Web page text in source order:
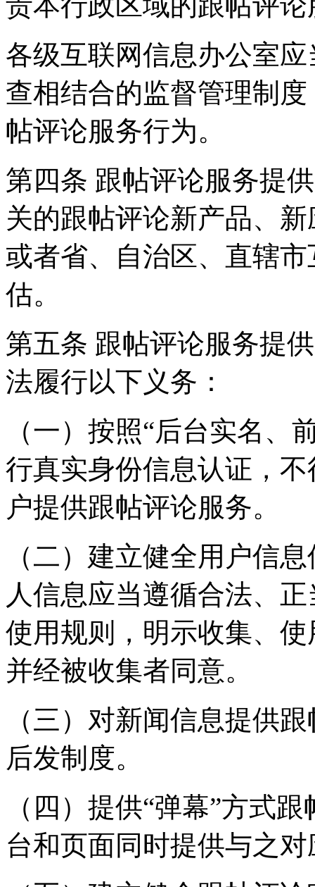
各级互联网信息办公室
查相结合的监督管理制
帖评论服务行为。
第四条 跟帖评论服务提
关的跟帖评论新产品、
或者省、自治区、直辖
估。
第五条 跟帖评论服务提
法履行以下义务：
（一）按照“后台实名、
行真实身份信息认证，
户提供跟帖评论服务。
（二）建立健全用户信
人信息应当遵循合法、
使用规则，明示收集、
并经被收集者同意。
（三）对新闻信息提供
后发制度。
（四）提供“弹幕”方式
台和页面同时提供与之